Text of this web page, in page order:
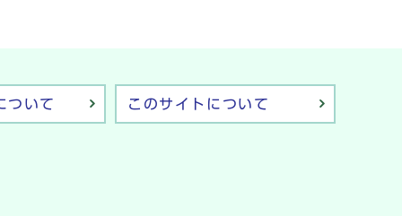
ついて このサイトについて